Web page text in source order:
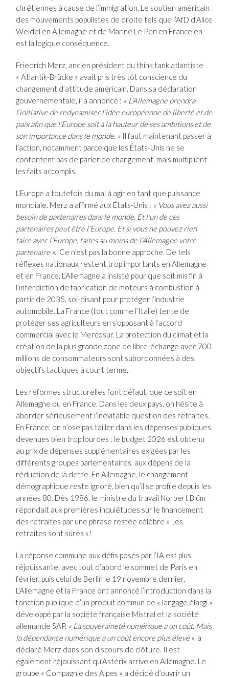
chrétiennes à cause de l’immigration. Le soutien américain
des mouvements populistes de droite tels que l’AfD d’Alice
Weidel en Allemagne et de Marine Le Pen en France en
est la logique conséquence.
Friedrich Merz, ancien président du think tank atlantiste
« Atlantik-Brücke » avait pris très tôt conscience du
changement d’attitude américain. Dans sa déclaration
gouvernementale, il a annoncé : « L’Allemagne prendra
l’initiative de redynamiser l’idée européenne de liberté et de
paix afin que l’Europe soit à la hauteur de ses ambitions et de
son importance dans le monde. » Il faut maintenant passer à
l’action, notamment parce que les États-Unis ne se
contentent pas de parler de changement, mais multiplient
les faits accomplis.
L’Europe a toutefois du mal à agir en tant que puissance
mondiale. Merz a affirmé aux États-Unis : « Vous avez aussi
besoin de partenaires dans le monde. Et l’un de ces
partenaires peut être l’Europe. Et si vous ne pouvez rien
faire avec l’Europe, faites au moins de l’Allemagne votre
partenaire ». Ce n’est pas la bonne approche. De tels
réflexes nationaux restent trop importants en Allemagne
et en France. L’Allemagne a insisté pour que soit mis fin à
l’interdiction de fabrication de moteurs à combustion à
partir de 2035, soi-disant pour protéger l’industrie
automobile. La France (tout comme l’Italie) tente de
protéger ses agriculteurs en s’opposant à l’accord
commercial avec le Mercosur. La protection du climat et la
création de la plus grande zone de libre-échange avec 700
millions de consommateurs sont subordonnées à des
objectifs tactiques à court terme.
Les réformes structurelles font défaut, que ce soit en
Allemagne ou en France. Dans les deux pays, on hésite à
aborder sérieusement l’inévitable question des retraites.
En France, on n’ose pas tailler dans les dépenses publiques,
devenues bien trop lourdes : le budget 2026 est obtenu
au prix de dépenses supplémentaires exigées par les
différents groupes parlementaires, aux dépens de la
réduction de la dette. En Allemagne, le changement
démographique reste ignoré, bien qu’il se profile depuis les
années 80. Dès 1986, le ministre du travail Norbert Blüm
répondait aux premières inquiétudes sur le financement
des retraites par une phrase restée célèbre « Les
retraites sont sûres «!
La réponse commune aux défis posés par l’IA est plus
réjouissante, avec tout d’abord le sommet de Paris en
février, puis celui de Berlin le 19 novembre dernier.
L’Allemagne et la France ont annoncé l’introduction dans la
fonction publique d’un produit commun de « langage élargi »
développé par la société française Mistral et la société
allemande SAP. « La souveraineté numérique a un coût. Mais
la dépendance numérique a un coût encore plus élevé», a
déclaré Merz dans son discours de clôture. Il est
également réjouissant qu’Astérix arrive en Allemagne. Le
groupe « Compagnie des Alpes » a décidé d’ouvrir un